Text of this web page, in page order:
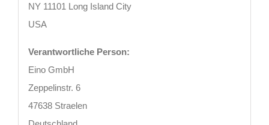
NY 11101 Long Island City
USA
Verantwortliche Person:
Eino GmbH
Zeppelinstr. 6
47638 Straelen